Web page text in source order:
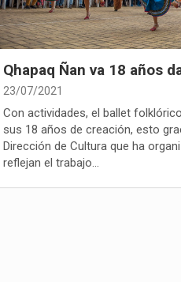
Qhapaq Ñan va 18 años
23/07/2021
Con actividades, el ballet
sus 18 años de creación, esto
Dirección de Cultura que ha
reflejan el trabajo…